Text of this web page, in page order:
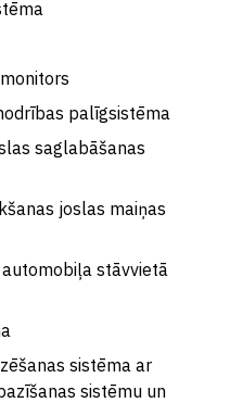
palīgsistēma
saglabāšanas
joslas maiņas
stāvvietā
sistēma ar
sistēmu un